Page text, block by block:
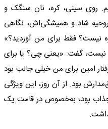
روی سینی، کره، نان سنگک و
روحیه شاد و همیشگی‌اش، نگاهی
نیست؟ فقط برای من آوردید؟»
نیست، گفت: «یعنی چی؟ یا برای
امین برای من خیلی جالب بود
بود. از آن روز، این ویژگی
جذاب بود، به‌خصوص در قامت یک